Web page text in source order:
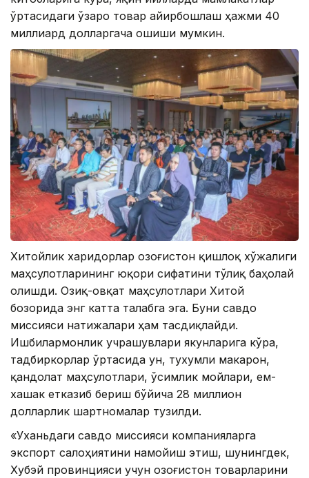
ўртасидаги ўзаро товар айирбошлаш ҳажми 40
миллиард долларгача ошиши мумкин.
Хитойлик харидорлар Қозоғистон қишлоқ хўжалиги
маҳсулотларининг юқори сифатини тўлиқ баҳолай
олишди. Озиқ-овқат маҳсулотлари Хитой
бозорида энг катта талабга эга. Буни савдо
миссияси натижалари ҳам тасдиқлайди.
Ишбилармонлик учрашувлари якунларига кўра,
тадбиркорлар ўртасида ун, тухумли макарон,
қандолат маҳсулотлари, ўсимлик мойлари, ем-
хашак етказиб бериш бўйича 28 миллион
долларлик шартномалар тузилди.
«Уханьдаги савдо миссияси компанияларга
экспорт салоҳиятини намойиш этиш, шунингдек,
Хубэй провинцияси учун Қозоғистон товарларини